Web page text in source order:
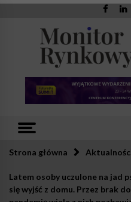
Skip
Strona główna
Latem osoby uczulone na jad
się wyjść z domu. Przez brak